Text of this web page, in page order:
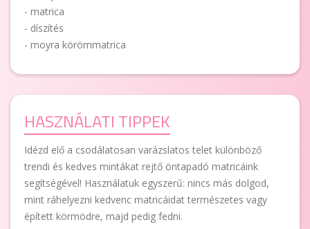
- matrica
- díszítés
- moyra körömmatrica
HASZNÁLATI TIPPEK
Idézd elő a csodálatosan varázslatos telet különböző
trendi és kedves mintákat rejtő öntapadó matricáink
segítségével! Használatuk egyszerű: nincs más dolgod,
mint ráhelyezni kedvenc matricáidat természetes vagy
épített körmödre, majd pedig fedni.